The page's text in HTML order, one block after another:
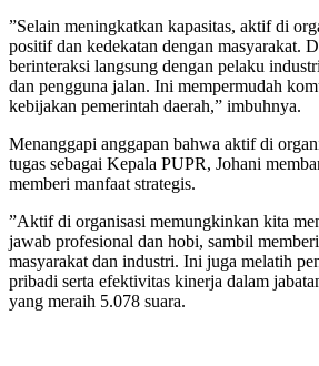
‎”Selain meningkatkan kapasitas, aktif di
positif dan kedekatan dengan masyarakat.
berinteraksi langsung dengan pelaku
dan pengguna jalan. Ini mempermudah
kebijakan pemerintah daerah,” imbuhnya.
‎Menanggapi anggapan bahwa aktif di
tugas sebagai Kepala PUPR, Johani
memberi manfaat strategis.
‎”Aktif di organisasi memungkinkan kita
jawab profesional dan hobi, sambil
masyarakat dan industri. Ini juga melatih
pribadi serta efektivitas kinerja dalam
yang meraih 5.078 suara.